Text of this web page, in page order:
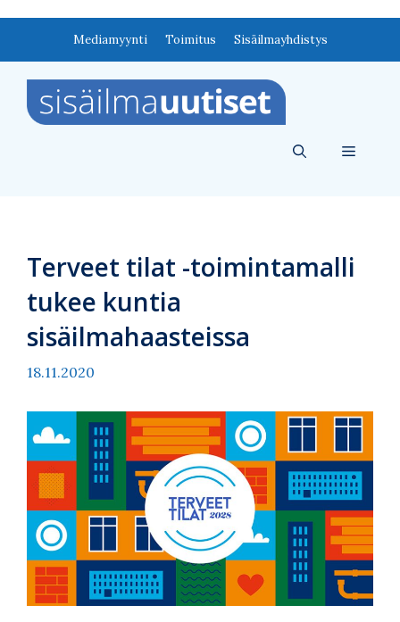
Mediamyynti Toimitus Sisäilmayhdistys
Valikko
Terveet tilat -toimintamalli
tukee kuntia
sisäilmahaasteissa
18.11.2020